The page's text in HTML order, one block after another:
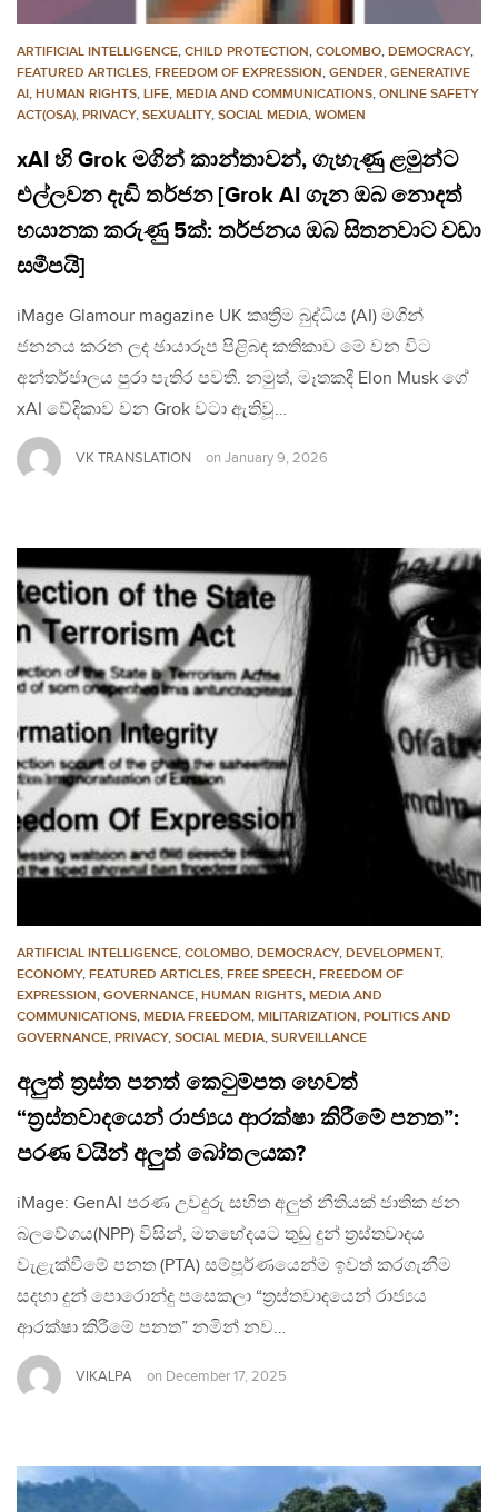
ARTIFICIAL INTELLIGENCE, CHILD PROTECTION, COLOMBO, DEMOCRACY,
FEATURED ARTICLES, FREEDOM OF EXPRESSION, GENDER, GENERATIVE
AI, HUMAN RIGHTS, LIFE, MEDIA AND COMMUNICATIONS, ONLINE SAFETY
ACT(OSA), PRIVACY, SEXUALITY, SOCIAL MEDIA, WOMEN
xAI හි Grok මගින් කාන්තාවන්, ගැහැණු ළමුන්ට
එල්ලවන දැඩි තර්ජන [Grok AI ගැන ඔබ නොදත්
භයානක කරුණු 5ක්: තර්ජනය ඔබ සිතනවාට වඩා
සමීපයි]
iMage Glamour magazine UK කෘත්‍රිම බුද්ධිය (AI) මගින්
ජනනය කරන ලද ඡායාරූප පිළිබඳ කතිකාව මේ වන විට
අන්තර්ජාලය පුරා පැතිර පවතී. නමුත්, මෑතකදී Elon Musk ගේ
xAI වේදිකාව වන Grok වටා ඇතිවූ…
VK TRANSLATION on January 9, 2026
ARTIFICIAL INTELLIGENCE, COLOMBO, DEMOCRACY, DEVELOPMENT,
ECONOMY, FEATURED ARTICLES, FREE SPEECH, FREEDOM OF
EXPRESSION, GOVERNANCE, HUMAN RIGHTS, MEDIA AND
COMMUNICATIONS, MEDIA FREEDOM, MILITARIZATION, POLITICS AND
GOVERNANCE, PRIVACY, SOCIAL MEDIA, SURVEILLANCE
අලුත් ත්‍රස්ත පනත් කෙටුම්පත හෙවත්
“ත්‍රස්තවාදයෙන් රාජ්‍යය ආරක්ෂා කිරීමේ පනත”:
පරණ වයින් අලුත් බෝතලයක?
iMage: GenAI පරණ උවදුරු සහිත අලුත් නීතියක් ජාතික ජන
බලවේගය(NPP) විසින්, මතභේදයට තුඩු දුන් ත්‍රස්තවාදය
වැළැක්වීමේ පනත (PTA) සම්පූර්ණයෙන්ම ඉවත් කරගැනීම
සදහා දුන් පොරොන්දු පසෙකලා “ත්‍රස්තවාදයෙන් රාජ්‍යය
ආරක්ෂා කිරීමේ පනත” නමින් නව…
VIKALPA on December 17, 2025